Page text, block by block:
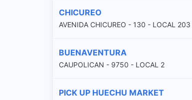
CHICUREO
AVENIDA CHICUREO - 130 - LOCAL 203
BUENAVENTURA
CAUPOLICAN - 9750 - LOCAL 2
PICK UP HUECHU MARKET